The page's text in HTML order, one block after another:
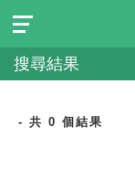
搜尋結果
- 共 0 個結果